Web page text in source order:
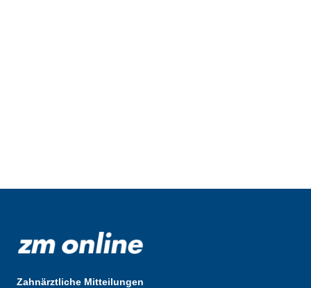
Zahnärztliche Mitteilungen